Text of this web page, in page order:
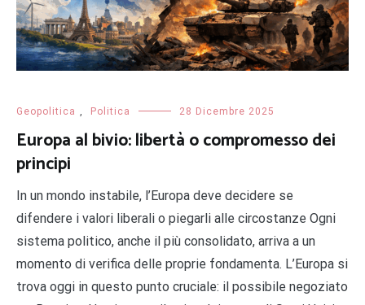
Geopolitica , Politica 28 Dicembre 2025
Europa al bivio: libertà o compromesso dei
principi
In un mondo instabile, l’Europa deve decidere se
difendere i valori liberali o piegarli alle circostanze Ogni
sistema politico, anche il più consolidato, arriva a un
momento di verifica delle proprie fondamenta. L’Europa si
trova oggi in questo punto cruciale: il possibile negoziato